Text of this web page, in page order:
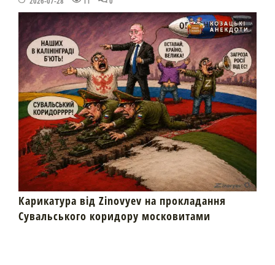
Карикатура від Zinovyev на прокладання
Сувальського коридору московитами